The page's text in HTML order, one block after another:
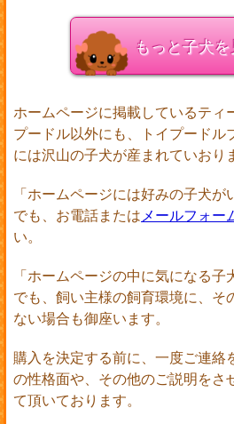
もっと子犬
ホームページに掲載しているティ
プードル以外にも、トイプードル
には沢山の子犬が産まれていおり
「ホームページには好みの子犬
でも、お電話またはメールフォー
い。
「ホームページの中に気になる
でも、飼い主様の飼育環境に、そ
ない場合も御座います。
購入を決定する前に、一度ご連絡
の性格面や、その他のご説明をさ
て頂いております。